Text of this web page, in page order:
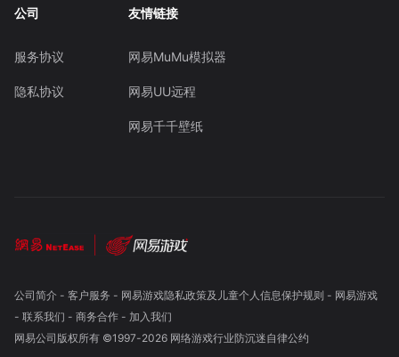
公司
服务协议
隐私协议
友情链接
网易MuMu模拟器
网易UU远程
网易千千壁纸
公司简介- 客户服务 - 网易游戏隐私政策及儿童个人信息保护规则 - 网易游戏
- 联系我们 - 商务合作- 加入我们
网易公司版权所有 ©1997-2026 网络游戏行业防沉迷自律公约